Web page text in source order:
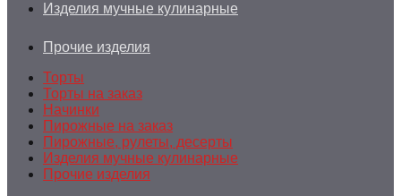
Изделия мучные кулинарные
Прочие изделия
Торты
Торты на заказ
Начинки
Пирожные на заказ
Пирожные, рулеты, десерты
Изделия мучные кулинарные
Прочие изделия